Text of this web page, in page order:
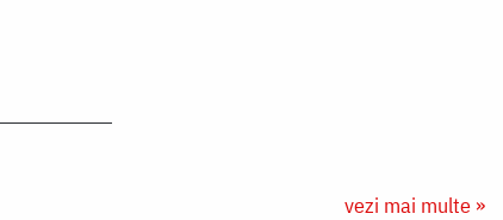
vezi mai multe »